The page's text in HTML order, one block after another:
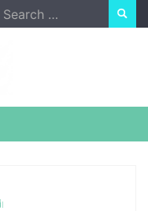
Search